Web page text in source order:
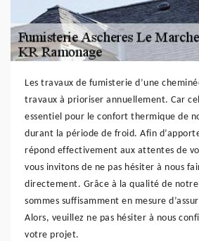
Les travaux de fumisterie d’une
travaux à prioriser annuellement. Car
essentiel pour le confort thermique de
durant la période de froid. Afin
répond effectivement aux attentes de
vous invitons de ne pas hésiter à nous
directement. Grâce à la qualité de notre
sommes suffisamment en mesure
Alors, veuillez ne pas hésiter à nous
votre projet.